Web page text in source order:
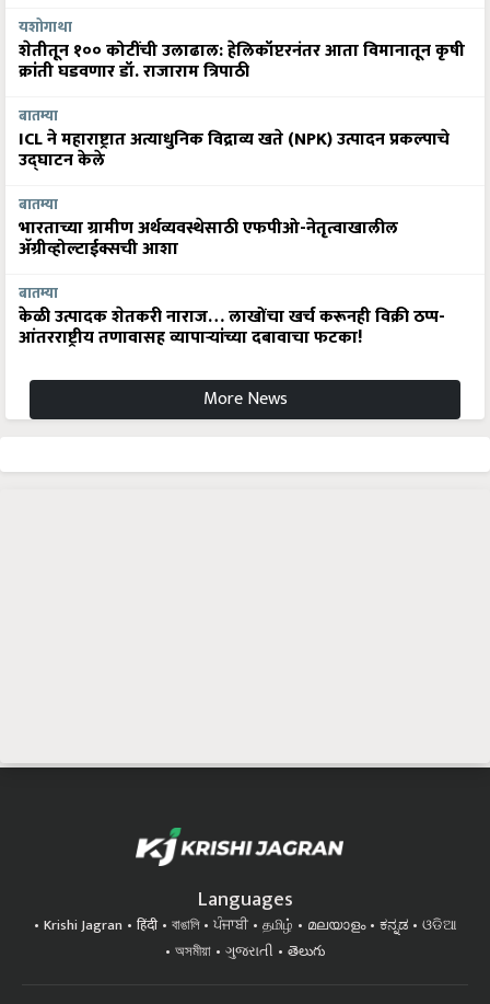
यशोगाथा
शेतीतून १०० कोटींची उलाढाल: हेलिकॉप्टरनंतर आता विमानातून कृषी
क्रांती घडवणार डॉ. राजाराम त्रिपाठी
बातम्या
ICL ने महाराष्ट्रात अत्याधुनिक विद्राव्य खते (NPK) उत्पादन प्रकल्पाचे
उद्घाटन केले
बातम्या
भारताच्या ग्रामीण अर्थव्यवस्थेसाठी एफपीओ-नेतृत्वाखालील
अ‍ॅग्रीव्होल्टाईक्सची आशा
बातम्या
केळी उत्पादक शेतकरी नाराज… लाखोंचा खर्च करूनही विक्री ठप्प-
आंतरराष्ट्रीय तणावासह व्यापाऱ्यांच्या दबावाचा फटका!
More News
Languages
Krishi Jagran हिंदी বাঙালি ਪੰਜਾਬੀ தமிழ் മലയാളം ಕನ್ನಡ
ଓଡିଆ
অসমীয়া
ગુજરાતી తెలుగు